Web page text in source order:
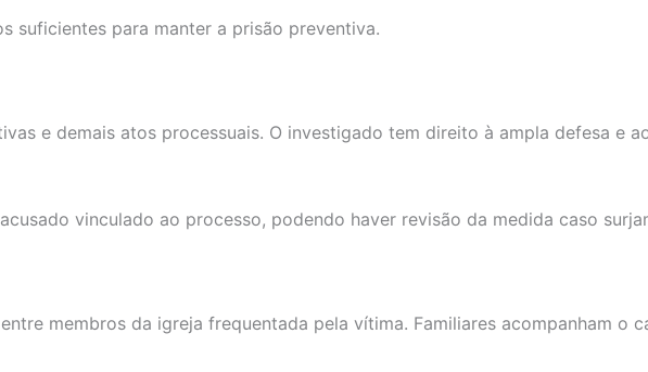
suficientes para manter a prisão preventiva.
e demais atos processuais. O investigado tem direito à ampla defesa e
vinculado ao processo, podendo haver revisão da medida caso
membros da igreja frequentada pela vítima. Familiares acompanham o